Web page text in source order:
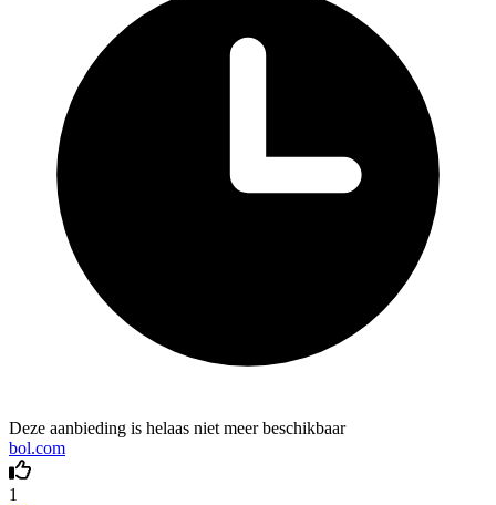
Deze aanbieding is helaas niet meer beschikbaar
bol.com
1